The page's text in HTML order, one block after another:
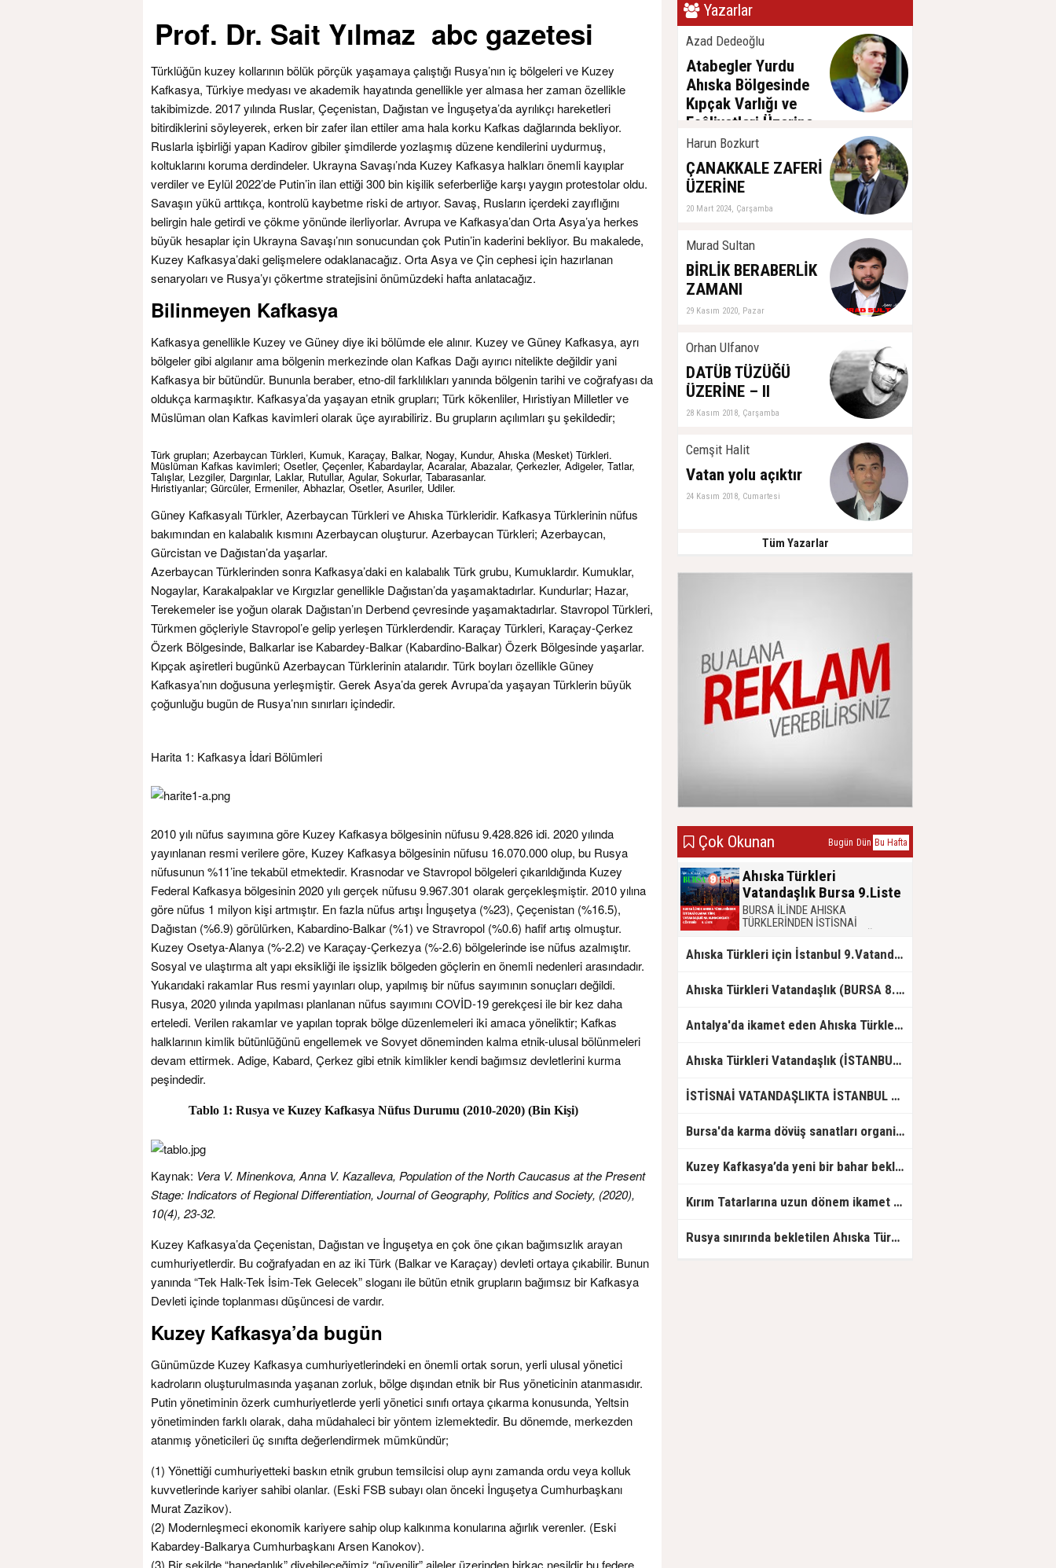
Prof. Dr. Sait Yılmaz abc gazetesi
Türklüğün kuzey kollarının bölük pörçük yaşamaya çalıştığı Rusya’nın iç bölgeleri ve Kuzey
Kafkasya, Türkiye medyası ve akademik hayatında genellikle yer almasa her zaman özellikle
takibimizde. 2017 yılında Ruslar, Çeçenistan, Dağıstan ve İnguşetya’da ayrılıkçı hareketleri
bitirdiklerini söyleyerek, erken bir zafer ilan ettiler ama hala korku Kafkas dağlarında bekliyor.
Ruslarla işbirliği yapan Kadirov gibiler şimdilerde yozlaşmış düzene kendilerini uydurmuş,
koltuklarını koruma derdindeler. Ukrayna Savaşı’nda Kuzey Kafkasya halkları önemli kayıplar
verdiler ve Eylül 2022’de Putin’in ilan ettiği 300 bin kişilik seferberliğe karşı yaygın protestolar oldu.
Savaşın yükü arttıkça, kontrolü kaybetme riski de artıyor. Savaş, Rusların içerdeki zayıflığını
belirgin hale getirdi ve çökme yönünde ilerliyorlar. Avrupa ve Kafkasya’dan Orta Asya’ya herkes
büyük hesaplar için Ukrayna Savaşı’nın sonucundan çok Putin’in kaderini bekliyor. Bu makalede,
Kuzey Kafkasya’daki gelişmelere odaklanacağız. Orta Asya ve Çin cephesi için hazırlanan
senaryoları ve Rusya’yı çökertme stratejisini önümüzdeki hafta anlatacağız.
Bilinmeyen Kafkasya
Kafkasya genellikle Kuzey ve Güney diye iki bölümde ele alınır. Kuzey ve Güney Kafkasya, ayrı
bölgeler gibi algılanır ama bölgenin merkezinde olan Kafkas Dağı ayırıcı nitelikte değildir yani
Kafkasya bir bütündür. Bununla beraber, etno-dil farklılıkları yanında bölgenin tarihi ve coğrafyası da
oldukça karmaşıktır. Kafkasya’da yaşayan etnik grupları; Türk kökenliler, Hıristiyan Milletler ve
Müslüman olan Kafkas kavimleri olarak üçe ayırabiliriz. Bu grupların açılımları şu şekildedir;
Türk grupları; Azerbaycan Türkleri, Kumuk, Karaçay, Balkar, Nogay, Kundur, Ahıska (Mesket) Türkleri.
Müslüman Kafkas kavimleri; Osetler, Çeçenler, Kabardaylar, Acaralar, Abazalar, Çerkezler, Adigeler, Tatlar,
Talışlar, Lezgiler, Dargınlar, Laklar, Rutullar, Agular, Sokurlar, Tabarasanlar.
Hıristiyanlar; Gürcüler, Ermeniler, Abhazlar, Osetler, Asuriler, Udiler.
Güney Kafkasyalı Türkler, Azerbaycan Türkleri ve Ahıska Türkleridir. Kafkasya Türklerinin nüfus
bakımından en kalabalık kısmını Azerbaycan oluşturur. Azerbaycan Türkleri; Azerbaycan,
Gürcistan ve Dağıstan’da yaşarlar.
Azerbaycan Türklerinden sonra Kafkasya’daki en kalabalık Türk grubu, Kumuklardır. Kumuklar,
Nogaylar, Karakalpaklar ve Kırgızlar genellikle Dağıstan’da yaşamaktadırlar. Kundurlar; Hazar,
Terekemeler ise yoğun olarak Dağıstan’ın Derbend çevresinde yaşamaktadırlar. Stavropol Türkleri,
Türkmen göçleriyle Stavropol’e gelip yerleşen Türklerdendir. Karaçay Türkleri, Karaçay-Çerkez
Özerk Bölgesinde, Balkarlar ise Kabardey-Balkar (Kabardino-Balkar) Özerk Bölgesinde yaşarlar.
Kıpçak aşiretleri bugünkü Azerbaycan Türklerinin atalarıdır. Türk boyları özellikle Güney
Kafkasya’nın doğusuna yerleşmiştir. Gerek Asya’da gerek Avrupa’da yaşayan Türklerin büyük
çoğunluğu bugün de Rusya’nın sınırları içindedir.
Harita 1: Kafkasya İdari Bölümleri
2010 yılı nüfus sayımına göre Kuzey Kafkasya bölgesinin nüfusu 9.428.826 idi. 2020 yılında
yayınlanan resmi verilere göre, Kuzey Kafkasya bölgesinin nüfusu 16.070.000 olup, bu Rusya
nüfusunun %11’ine tekabül etmektedir. Krasnodar ve Stavropol bölgeleri çıkarıldığında Kuzey
Federal Kafkasya bölgesinin 2020 yılı gerçek nüfusu 9.967.301 olarak gerçekleşmiştir. 2010 yılına
göre nüfus 1 milyon kişi artmıştır. En fazla nüfus artışı İnguşetya (%23), Çeçenistan (%16.5),
Dağıstan (%6.9) görülürken, Kabardino-Balkar (%1) ve Stravropol (%0.6) hafif artış olmuştur.
Kuzey Osetya-Alanya (%-2.2) ve Karaçay-Çerkezya (%-2.6) bölgelerinde ise nüfus azalmıştır.
Sosyal ve ulaştırma alt yapı eksikliği ile işsizlik bölgeden göçlerin en önemli nedenleri arasındadır.
Yukarıdaki rakamlar Rus resmi yayınları olup, yapılmış bir nüfus sayımının sonuçları değildi.
Rusya, 2020 yılında yapılması planlanan nüfus sayımını COVİD-19 gerekçesi ile bir kez daha
erteledi. Verilen rakamlar ve yapılan toprak bölge düzenlemeleri iki amaca yöneliktir; Kafkas
halklarının kimlik bütünlüğünü engellemek ve Sovyet döneminden kalma etnik-ulusal bölünmeleri
devam ettirmek. Adige, Kabard, Çerkez gibi etnik kimlikler kendi bağımsız devletlerini kurma
peşindedir.
Tablo 1: Rusya ve Kuzey Kafkasya Nüfus Durumu (2010-2020) (Bin Kişi)
Kaynak: Vera V. Minenkova, Anna V. Kazalleva, Population of the North Caucasus at the Present
Stage: Indicators of Regional Differentiation, Journal of Geography, Politics and Society, (2020),
10(4), 23-32.
Kuzey Kafkasya’da Çeçenistan, Dağıstan ve İnguşetya en çok öne çıkan bağımsızlık arayan
cumhuriyetlerdir. Bu coğrafyadan en az iki Türk (Balkar ve Karaçay) devleti ortaya çıkabilir. Bunun
yanında “Tek Halk-Tek İsim-Tek Gelecek” sloganı ile bütün etnik grupların bağımsız bir Kafkasya
Devleti içinde toplanması düşüncesi de vardır.
Kuzey Kafkasya’da bugün
Günümüzde Kuzey Kafkasya cumhuriyetlerindeki en önemli ortak sorun, yerli ulusal yönetici
kadroların oluşturulmasında yaşanan zorluk, bölge dışından etnik bir Rus yöneticinin atanmasıdır.
Putin yönetiminin özerk cumhuriyetlerde yerli yönetici sınıfı ortaya çıkarma konusunda, Yeltsin
yönetiminden farklı olarak, daha müdahaleci bir yöntem izlemektedir. Bu dönemde, merkezden
atanmış yöneticileri üç sınıfta değerlendirmek mümkündür;
(1) Yönettiği cumhuriyetteki baskın etnik grubun temsilcisi olup aynı zamanda ordu veya kolluk
kuvvetlerinde kariyer sahibi olanlar. (Eski FSB subayı olan önceki İnguşetya Cumhurbaşkanı
Murat Zazikov).
(2) Modernleşmeci ekonomik kariyere sahip olup kalkınma konularına ağırlık verenler. (Eski
Kabardey-Balkarya Cumhurbaşkanı Arsen Kanokov).
(3) Bir şekilde “hanedanlık” diyebileceğimiz “güvenilir” aileler üzerinden birkaç nesildir bu federe
Yazarlar
Azad Dedeoğlu
Atabegler Yurdu
Ahıska Bölgesinde
Kıpçak Varlığı ve
Faâliyetleri Üzerine
Kısa Bir
Değerlendirme
04 Şubat 2026, Çarşamba
Harun Bozkurt
ÇANAKKALE ZAFERİ
ÜZERİNE
20 Mart 2024, Çarşamba
Murad Sultan
BİRLİK BERABERLİK
ZAMANI
29 Kasım 2020, Pazar
Orhan Ulfanov
DATÜB TÜZÜĞÜ
ÜZERİNE – II
28 Kasım 2018, Çarşamba
Cemşit Halit
Vatan yolu açıktır
24 Kasım 2018, Cumartesi
Tüm Yazarlar
Çok Okunan Bugün Dün Bu Hafta
Ahıska Türkleri
Vatandaşlık Bursa 9.Liste
BURSA İLİNDE AHISKA
TÜRKLERİNDEN İSTİSNAİ
ALINACAKLARI GÖSTERİR9. LİSTEAhıska Türkleri için İstanbul 9.Vatandaşlık Listesi
Ahıska Türkleri Vatandaşlık (BURSA 8. Liste)
Antalya'da ikamet eden Ahıska Türkleri için 9. Vatandaşlık Listesi
Ahıska Türkleri Vatandaşlık (İSTANBUL 8. Liste)
İSTİSNAİ VATANDAŞLIKTA İSTANBUL 10.CU LİSTE
Bursa'da karma dövüş sanatları organizasyonu gerçekleştirildi
Kuzey Kafkasya’da yeni bir bahar bekleniyor
Kırım Tatarlarına uzun dönem ikamet başvuruları nasıl yapılacak?
Rusya sınırında bekletilen Ahıska Türklerinin Türkiye'ye gidişine izin verildi.